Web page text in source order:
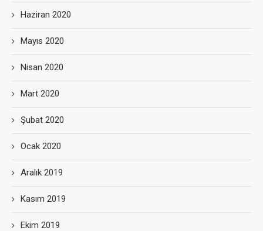
Haziran 2020
Mayıs 2020
Nisan 2020
Mart 2020
Şubat 2020
Ocak 2020
Aralık 2019
Kasım 2019
Ekim 2019